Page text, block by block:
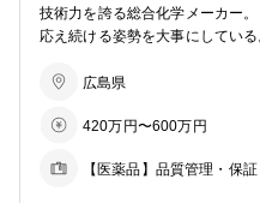
技術力を誇る総合化学メーカー
応え続ける姿勢を大事にしてい
す。 【職務内容】 ・医薬品製造工程での実務作業 ・GMP文書作成 ・
など 【キャリアパス】 入社後は医薬品製造工程で現場経験を積んで
た経験も積んでいただきながら
広島県
420万円〜600万円
【医薬品】品質管理・保証